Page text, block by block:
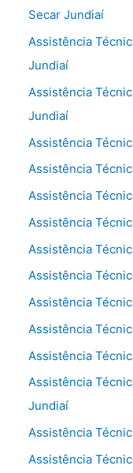
Secar Jundiaí
Assistência
Jundiaí
Assistência
Jundiaí
Assistência
Assistência
Assistência
Assistência
Assistência
Assistência
Assistência
Assistência
Assistência
Assistência
Jundiaí
Assistência
Assistência